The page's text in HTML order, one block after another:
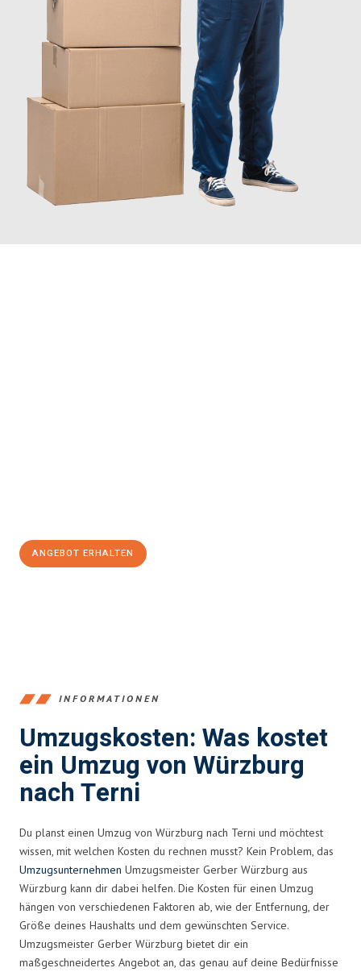
ANGEBOT ERHALTEN
INFORMATIONEN
Umzugskosten: Was kostet
ein Umzug von Würzburg
nach Terni
Du planst einen Umzug von Würzburg nach Terni und möchtest
wissen, mit welchen Kosten du rechnen musst? Kein Problem, das
Umzugsunternehmen Umzugsmeister Gerber Würzburg aus
Würzburg kann dir dabei helfen. Die Kosten für einen Umzug
hängen von verschiedenen Faktoren ab, wie der Entfernung, der
Größe deines Haushalts und dem gewünschten Service.
Umzugsmeister Gerber Würzburg bietet dir ein
maßgeschneidertes Angebot an, das genau auf deine Bedürfnisse